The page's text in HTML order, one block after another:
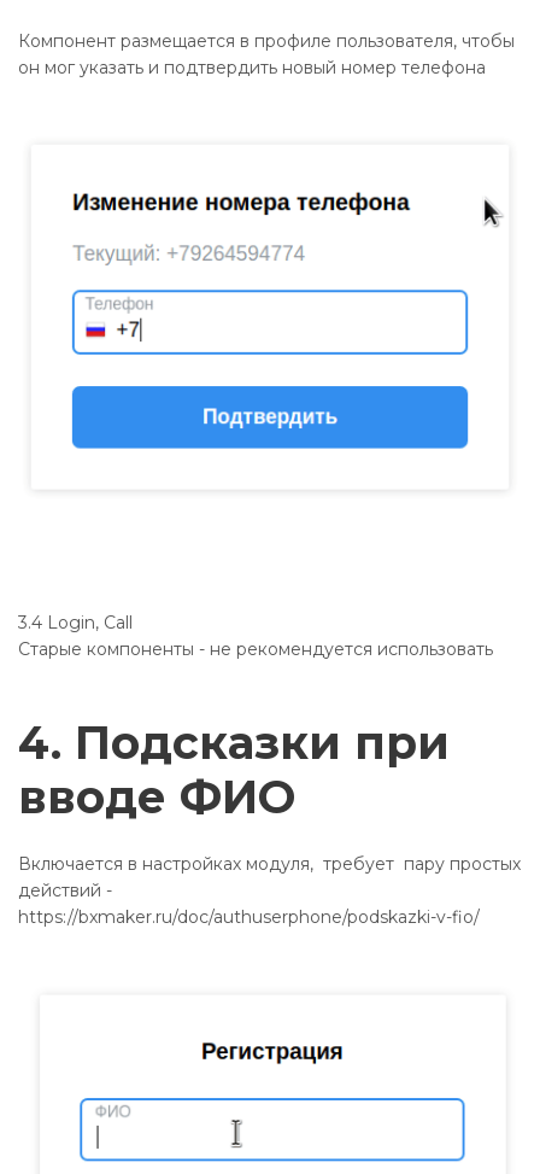
Компонент размещается в профиле пользователя, чтобы
он мог указать и подтвердить новый номер телефона
3.4 Login, Call
Старые компоненты - не рекомендуется использовать
4. Подсказки при
вводе ФИО
Включается в настройках модуля, требует пару простых
действий -
https://bxmaker.ru/doc/authuserphone/podskazki-v-fio/